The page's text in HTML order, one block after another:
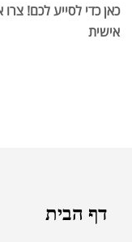
כאן כדי לסייע לכם!
אישית
דף הבית